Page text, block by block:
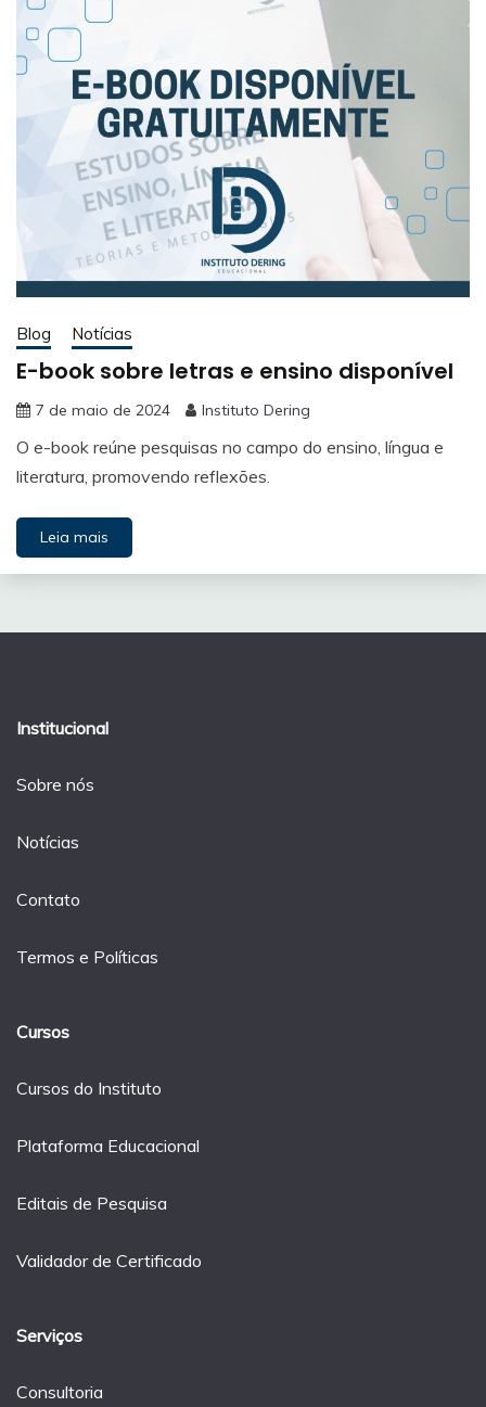
Blog Notícias
E-book sobre letras e ensino disponível
7 de maio de 2024 Instituto Dering
O e-book reúne pesquisas no campo do ensino, língua e
literatura, promovendo reflexões.
Leia mais
Institucional
Sobre nós
Notícias
Contato
Termos e Políticas
Cursos
Cursos do Instituto
Plataforma Educacional
Editais de Pesquisa
Validador de Certificado
Serviços
Consultoria